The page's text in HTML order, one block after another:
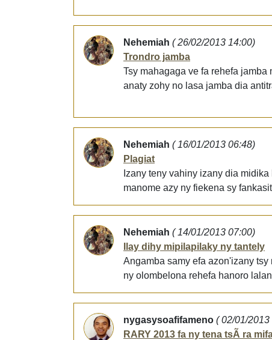
Nehemiah ( 26/02/2013 14:00)
Trondro jamba
Tsy mahagaga ve fa rehefa
anaty zohy no lasa jamba dia
Nehemiah ( 16/01/2013 06:48)
Plagiat
Izany teny vahiny izany dia
manome azy ny fiekena sy
Nehemiah ( 14/01/2013 07:00)
Ilay dihy mipilapilaky ny tantely
Angamba samy efa azon'izany
ny olombelona rehefa hanoro
nygasysoafifameno ( 02/01/2013
RARY 2013 fa ny tena tsÃ ra